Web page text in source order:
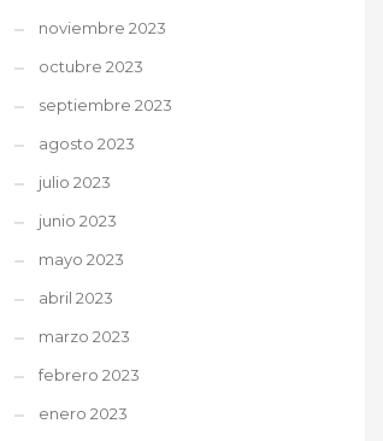
noviembre 2023
octubre 2023
septiembre 2023
agosto 2023
julio 2023
junio 2023
mayo 2023
abril 2023
marzo 2023
febrero 2023
enero 2023